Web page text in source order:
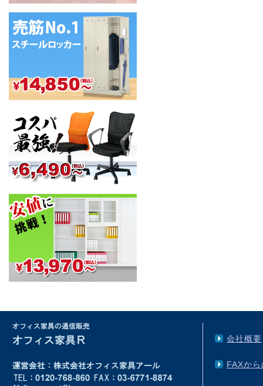
会社概要
FAXか